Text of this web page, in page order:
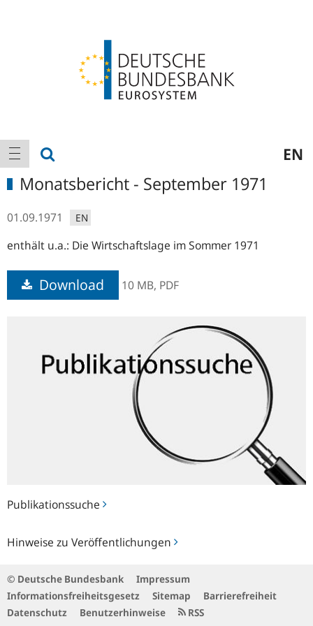
Hauptnavigation
Navigation anzeigen EN
Publikationssuche
Hinweise zu Veröffentlichungen
zu
Monatsbericht - September 1971
01.09.1971 EN
enthält u.a.: Die Wirtschaftslage im Sommer 1971
Download 10 MB, PDF
© Deutsche Bundesbank
Impressum
Informationsfreiheitsgesetz
Sitemap
Barrierefreiheit
Datenschutz
Benutzerhinweise RSS